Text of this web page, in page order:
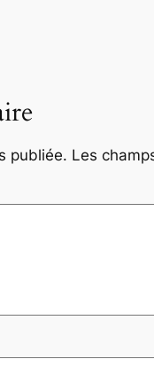
publiée. Les